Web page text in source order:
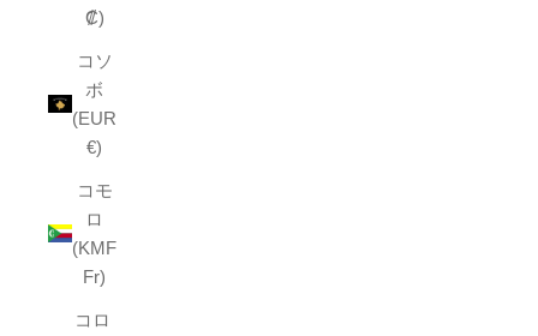
₡)
コソ
ボ
(EUR
€)
コモ
ロ
(KMF
Fr)
コロ